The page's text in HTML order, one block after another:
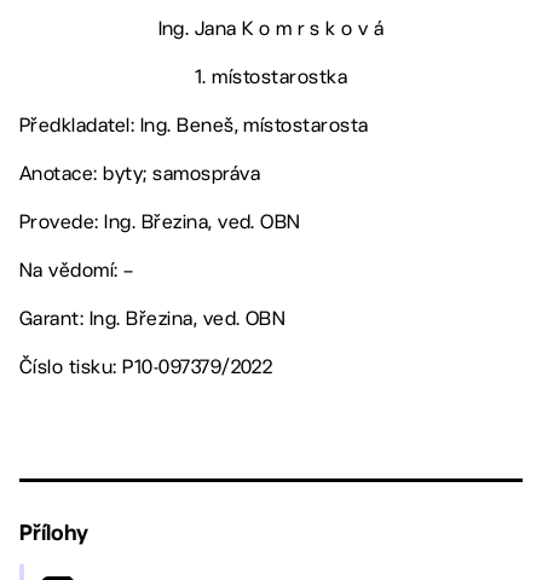
Ing. Jana K o m r s k o v á
1. místostarostka
Předkladatel: Ing. Beneš, místostarosta
Anotace: byty; samospráva
Provede: Ing. Březina, ved. OBN
Na vědomí: –
Garant: Ing. Březina, ved. OBN
Číslo tisku: P10-097379/2022
Přílohy